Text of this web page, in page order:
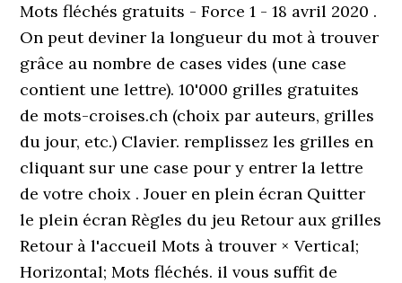
Mots fléchés gratuits - Force 1 - 18 avril 2020 .
On peut deviner la longueur du mot à trouver
grâce au nombre de cases vides (une case
contient une lettre). 10'000 grilles gratuites
de mots-croises.ch (choix par auteurs, grilles
du jour, etc.) Clavier. remplissez les grilles en
cliquant sur une case pour y entrer la lettre
de votre choix . Jouer en plein écran Quitter
le plein écran Règles du jeu Retour aux grilles
Retour à l'accueil Mots à trouver × Vertical;
Horizontal; Mots fléchés. il vous suffit de